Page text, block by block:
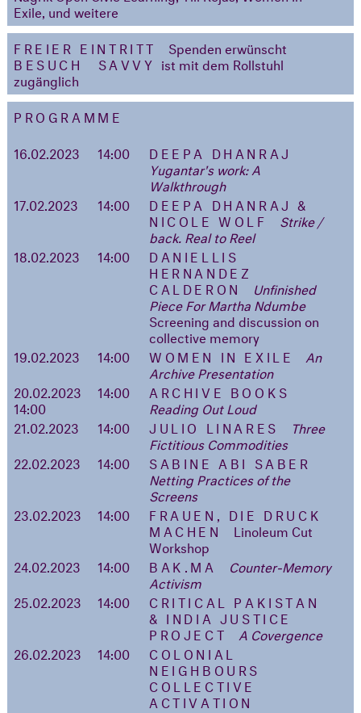
Exile, und weitere
FREIER EINTRITT
Spenden erwünscht
BESUCH
SAVVY ist mit dem Rollstuhl
zugänglich
PROGRAMME
16.02.2023
14:00
DEEPA DHANRAJ
Yugantar's work: A
Walkthrough
17.02.2023
14:00
DEEPA DHANRAJ &
NICOLE WOLF
Strike /
back. Real to Reel
18.02.2023
14:00
DANIELLIS
HERNANDEZ
CALDERON
Unfinished
Piece For Martha Ndumbe
Screening and discussion on
collective memory
19.02.2023
14:00 WOMEN IN EXILE
An
Archive Presentation
20.02.2023
14:00
14:00
ARCHIVE BOOKS
Reading Out Loud
21.02.2023
14:00 JULIO LINARES
Three
Fictitious Commodities
22.02.2023
14:00
SABINE ABI SABER
Netting Practices of the
Screens
23.02.2023
14:00
FRAUEN, DIE DRUCK
MACHEN
Linoleum Cut
Workshop
24.02.2023
14:00 BAK.MA
Counter-Memory
Activism
25.02.2023
14:00
CRITICAL PAKISTAN
& INDIA JUSTICE
PROJECT
A Covergence
26.02.2023
14:00
COLONIAL
NEIGHBOURS
COLLECTIVE
ACTIVATION